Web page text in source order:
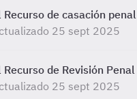
Recurso de casación penal
25 sept 2025
Recurso de Revisión Penal
25 sept 2025